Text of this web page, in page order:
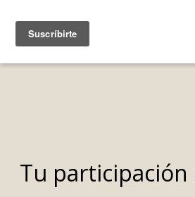
Tu participación